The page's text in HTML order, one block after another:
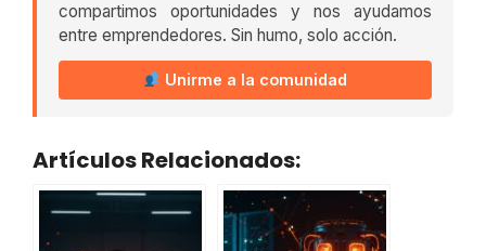
compartimos oportunidades y nos ayudamos
entre emprendedores. Sin humo, solo acción.
Unirme a la comunidad
Artículos Relacionados: